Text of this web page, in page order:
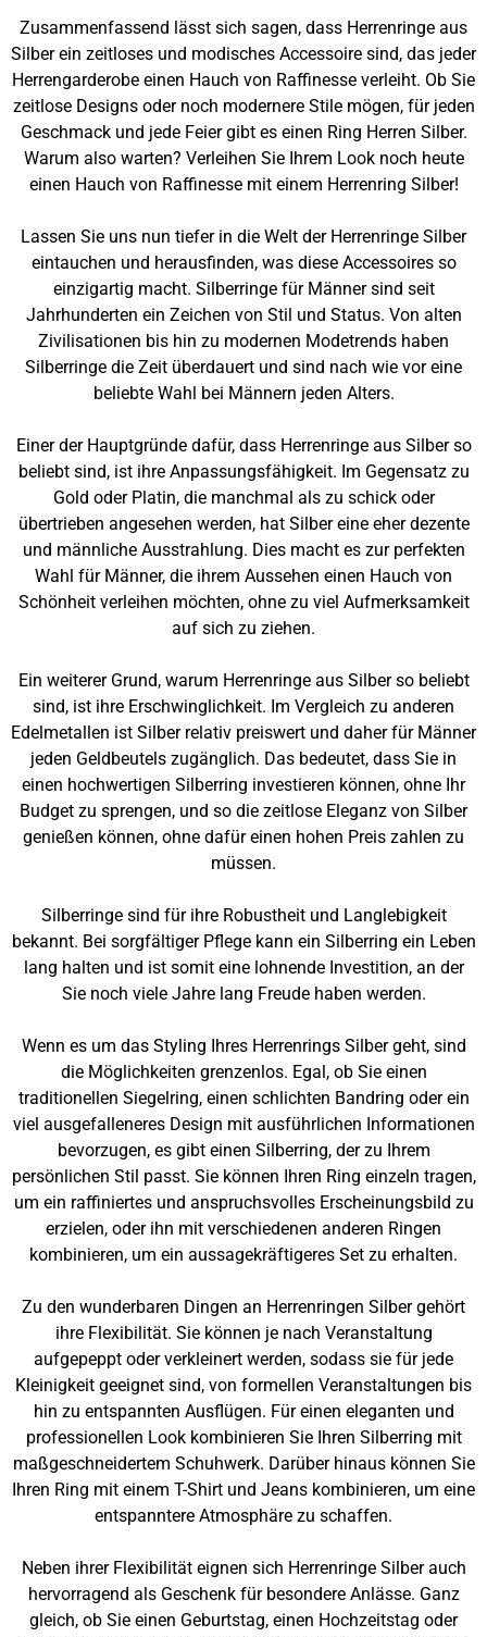
Zusammenfassend lässt sich sagen, dass Herrenringe aus
Silber ein zeitloses und modisches Accessoire sind, das jeder
Herrengarderobe einen Hauch von Raffinesse verleiht. Ob Sie
zeitlose Designs oder noch modernere Stile mögen, für jeden
Geschmack und jede Feier gibt es einen Ring Herren Silber.
Warum also warten? Verleihen Sie Ihrem Look noch heute
einen Hauch von Raffinesse mit einem Herrenring Silber!
Lassen Sie uns nun tiefer in die Welt der Herrenringe Silber
eintauchen und herausfinden, was diese Accessoires so
einzigartig macht. Silberringe für Männer sind seit
Jahrhunderten ein Zeichen von Stil und Status. Von alten
Zivilisationen bis hin zu modernen Modetrends haben
Silberringe die Zeit überdauert und sind nach wie vor eine
beliebte Wahl bei Männern jeden Alters.
Einer der Hauptgründe dafür, dass Herrenringe aus Silber so
beliebt sind, ist ihre Anpassungsfähigkeit. Im Gegensatz zu
Gold oder Platin, die manchmal als zu schick oder
übertrieben angesehen werden, hat Silber eine eher dezente
und männliche Ausstrahlung. Dies macht es zur perfekten
Wahl für Männer, die ihrem Aussehen einen Hauch von
Schönheit verleihen möchten, ohne zu viel Aufmerksamkeit
auf sich zu ziehen.
Ein weiterer Grund, warum Herrenringe aus Silber so beliebt
sind, ist ihre Erschwinglichkeit. Im Vergleich zu anderen
Edelmetallen ist Silber relativ preiswert und daher für Männer
jeden Geldbeutels zugänglich. Das bedeutet, dass Sie in
einen hochwertigen Silberring investieren können, ohne Ihr
Budget zu sprengen, und so die zeitlose Eleganz von Silber
genießen können, ohne dafür einen hohen Preis zahlen zu
müssen.
Silberringe sind für ihre Robustheit und Langlebigkeit
bekannt. Bei sorgfältiger Pflege kann ein Silberring ein Leben
lang halten und ist somit eine lohnende Investition, an der
Sie noch viele Jahre lang Freude haben werden.
Wenn es um das Styling Ihres Herrenrings Silber geht, sind
die Möglichkeiten grenzenlos. Egal, ob Sie einen
traditionellen Siegelring, einen schlichten Bandring oder ein
viel ausgefalleneres Design mit ausführlichen Informationen
bevorzugen, es gibt einen Silberring, der zu Ihrem
persönlichen Stil passt. Sie können Ihren Ring einzeln tragen,
um ein raffiniertes und anspruchsvolles Erscheinungsbild zu
erzielen, oder ihn mit verschiedenen anderen Ringen
kombinieren, um ein aussagekräftigeres Set zu erhalten.
Zu den wunderbaren Dingen an Herrenringen Silber gehört
ihre Flexibilität. Sie können je nach Veranstaltung
aufgepeppt oder verkleinert werden, sodass sie für jede
Kleinigkeit geeignet sind, von formellen Veranstaltungen bis
hin zu entspannten Ausflügen. Für einen eleganten und
professionellen Look kombinieren Sie Ihren Silberring mit
maßgeschneidertem Schuhwerk. Darüber hinaus können Sie
Ihren Ring mit einem T-Shirt und Jeans kombinieren, um eine
entspanntere Atmosphäre zu schaffen.
Neben ihrer Flexibilität eignen sich Herrenringe Silber auch
hervorragend als Geschenk für besondere Anlässe. Ganz
gleich, ob Sie einen Geburtstag, einen Hochzeitstag oder